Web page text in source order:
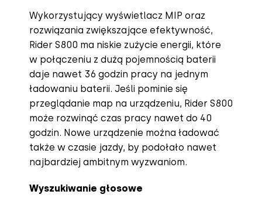
Wykorzystujący wyświetlacz MIP oraz
rozwiązania zwiększające efektywność,
Rider S800 ma niskie zużycie energii, które
w połączeniu z dużą pojemnością baterii
daje nawet 36 godzin pracy na jednym
ładowaniu baterii. Jeśli pominie się
przeglądanie map na urządzeniu, Rider S800
może rozwinąć czas pracy nawet do 40
godzin. Nowe urządzenie można ładować
także w czasie jazdy, by podołało nawet
najbardziej ambitnym wyzwaniom.
Wyszukiwanie głosowe